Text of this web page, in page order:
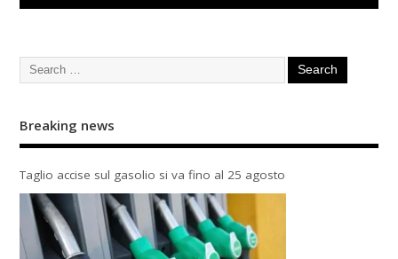
Breaking news
Taglio accise sul gasolio si va fino al 25 agosto